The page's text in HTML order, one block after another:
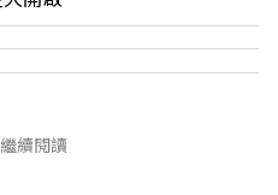
續閱讀